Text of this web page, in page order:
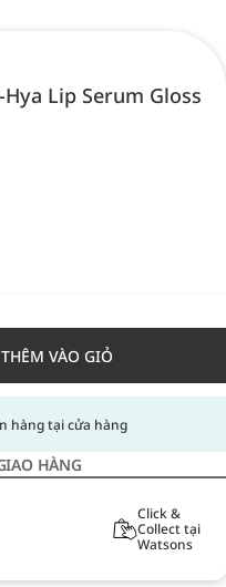
Lip Serum Gloss
THÊM VÀO GIỎ
hàng tại cửa hàng
HÀNG
Click &
Collect tại
Watsons